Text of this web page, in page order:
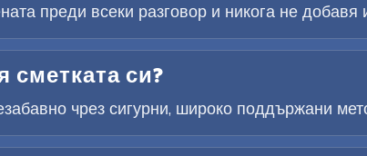
преди всеки разговор и никога не добавя
сметката си?
чрез сигурни, широко поддържани